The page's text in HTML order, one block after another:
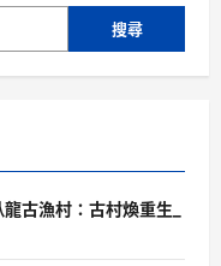
搜尋
古漁村：古村煥重生_